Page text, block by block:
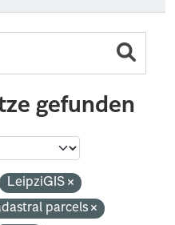
gefunden
LeipziGIS
parcels